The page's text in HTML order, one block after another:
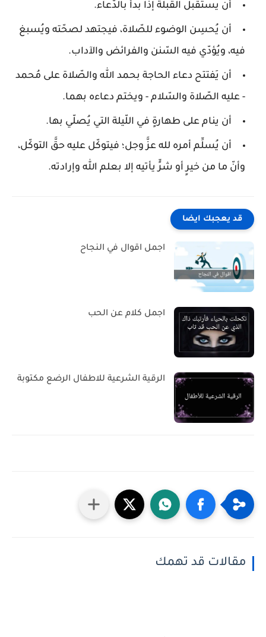
أن يستقبل القبلة إذا بدأ بالدُّعاء.
أن يُحسِن الوضوء للصّلاة، فيجتهد لصحّته ويُسبغ
فيه، ويُؤدّي فيه السّنن والفرائض والآداب.
أن يَفتتح دعاء الحاجة بحمد الله والصّلاة على مُحمد
- عليه الصّلاة والسّلام - ويختم دعاءه بهما.
أن ينام على طهارةٍ في اللّيلة التي يُصلّي بها.
أن يُسلِّم أمره لله عزَّ وجل؛ فيتوكّل عليه حقَّ التوكّل،
وأنّ ما من خيرٍ أو شرٍّ يأتيه إلا بعلم الله وإرادته.
قد يعجبك ايضا
اجمل اقوال في النجاح
اجمل كلام عن الحب
الرقية الشرعية للاطفال الرضع مكتوبة
مقالات قد تهمك